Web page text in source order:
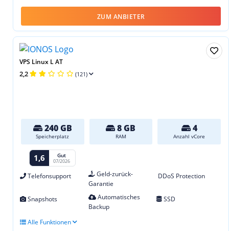
ZUM ANBIETER
VPS Linux L AT
2,2 (121)
240 GB
Speicherplatz
8 GB
RAM
4
Anzahl vCore
1,6 Gut
07/2026
Telefonsupport
Geld-zurück-
Garantie
DDoS Protection
Snapshots
Automatisches
Backup
SSD
Alle Funktionen